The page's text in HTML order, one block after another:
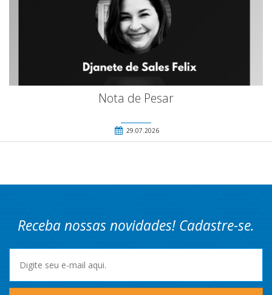
Nota de Pesar
29.07.2026
Receba nossas novidades! Cadastre-se.